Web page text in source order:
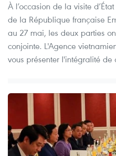
À l’occasion de la visite
de la République française
au 27 mai, les deux parties
conjointe. L'Agence
vous présenter l'intégralité de